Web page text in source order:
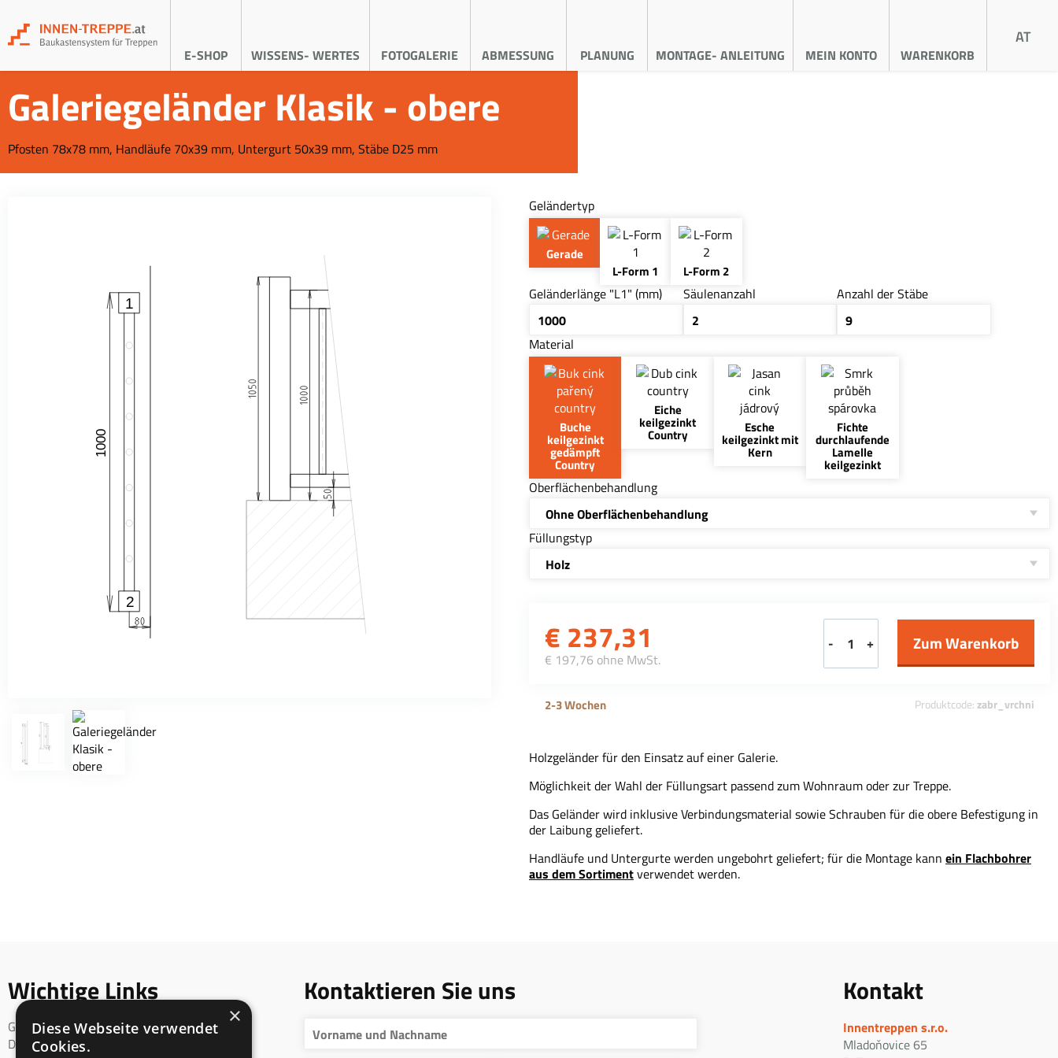
E-SHOP WISSENS- WERTES FOTOGALERIE ABMESSUNG PLANUNG MONTAGE- ANLEITUNG MEIN KONTO WARENKORB
AT
Galeriegeländer Klasik - obere
Pfosten 78x78 mm, Handläufe 70x39 mm, Untergurt 50x39 mm, Stäbe D25 mm
1
2
1000
Geländertyp
Gerade
L-Form 1
L-Form 2
Geländerlänge "L1" (mm)
Säulenanzahl Anzahl der Stäbe
Material
Buche
keilgezinkt
gedämpft
Country
Eiche
keilgezinkt
Country Esche
keilgezinkt mit
Kern
Fichte
durchlaufende
Lamelle
keilgezinkt
Oberflächenbehandlung
Ohne Oberflächenbehandlung
Füllungstyp
Holz
€ 237,31
€ 197,76 ohne MwSt.
- +
2-3 Wochen Produktcode: zabr_vrchni
Holzgeländer für den Einsatz auf einer Galerie.
Möglichkeit der Wahl der Füllungsart passend zum Wohnraum oder zur Treppe.
Das Geländer wird inklusive Verbindungsmaterial sowie Schrauben für die obere Befestigung in
der Laibung geliefert.
Handläufe und Untergurte werden ungebohrt geliefert; für die Montage kann ein Flachbohrer
aus dem Sortimentverwendet werden.
Wichtige Links
Geschäftsbedingungen
DSGVO
Kontaktieren Sie uns Kontakt
Innentreppen s.r.o.
Mladoňovice 65
×
Diese Webseite verwendet
Cookies.